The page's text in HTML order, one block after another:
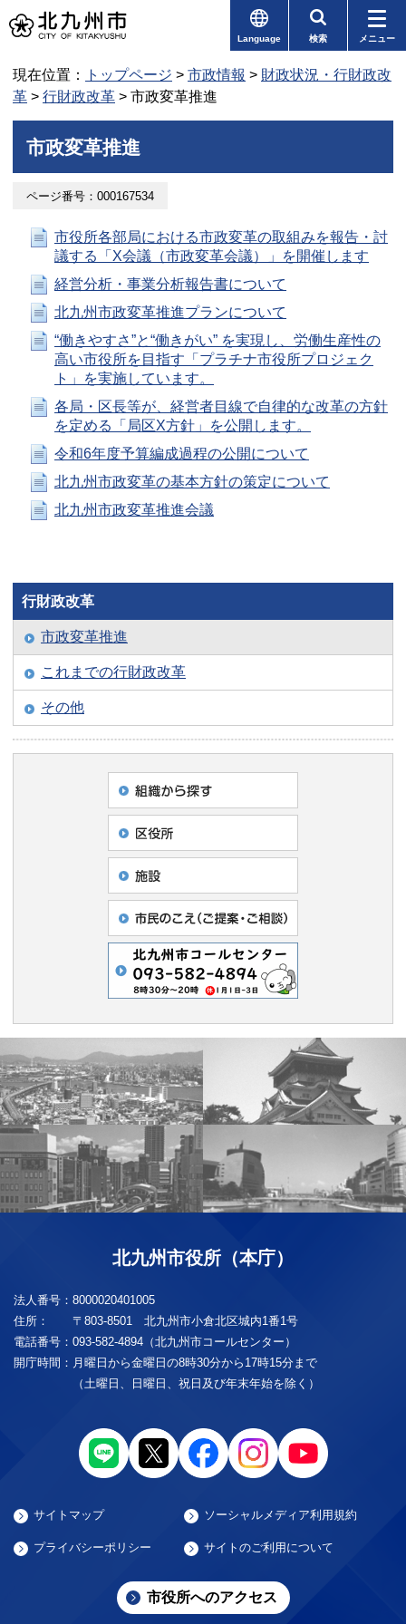
Language 検索 メニュー
現在位置： トップページ > 市政情報 > 財政状況・行財政改
革 > 行財政改革 > 市政変革推進
市政変革推進
ページ番号：000167534
市役所各部局における市政変革の取組みを報告・討
議する「X会議（市政変革会議）」を開催します
経営分析・事業分析報告書について
北九州市政変革推進プランについて
“働きやすさ”と“働きがい” を実現し、労働生産性の
高い市役所を目指す「プラチナ市役所プロジェク
ト」を実施しています。
各局・区長等が、経営者目線で自律的な改革の方針
を定める「局区X方針」を公開します。
令和6年度予算編成過程の公開について
北九州市政変革の基本方針の策定について
北九州市政変革推進会議
行財政改革
市政変革推進
これまでの行財政改革
その他
北九州市役所（本庁）
法人番号： 8000020401005
住所：
〒803-8501 北九州市小倉北区城内1番1号
電話番号： 093-582-4894（北九州市コールセンター）
開庁時間： 月曜日から金曜日の8時30分から17時15分まで
（土曜日、日曜日、祝日及び年末年始を除く）
サイトマップ ソーシャルメディア利用規約
プライバシーポリシー サイトのご利用について
市役所へのアクセス